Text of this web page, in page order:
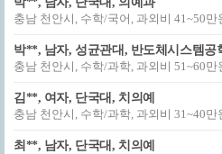
충남 천안시, 수학/국어, 과외비 41~50만
박**, 남자, 성균관대, 반도체시스템공
충남 천안시, 수학/과학, 과외비 51~60만
김**, 여자, 단국대, 치의예
충남 천안시, 수학/과학, 과외비 31~40만
최**, 남자, 단국대, 치의예